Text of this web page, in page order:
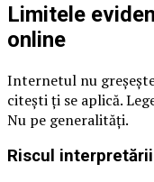
Limitele
online
Internetul nu
citești ți se aplică.
Nu pe generalități.
Riscul